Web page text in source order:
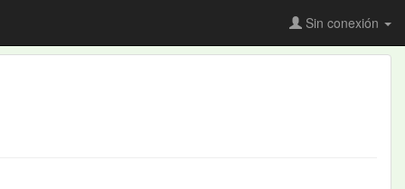
Sin conexión